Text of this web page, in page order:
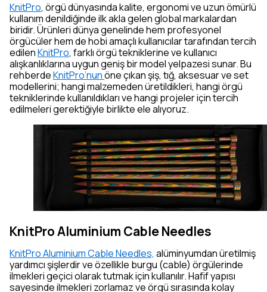
KnitPro, örgü dünyasında kalite, ergonomi ve uzun ömürlü
kullanım denildiğinde ilk akla gelen global markalardan
biridir. Ürünleri dünya genelinde hem profesyonel
örgücüler hem de hobi amaçlı kullanıcılar tarafından tercih
edilenKnitPro, farklı örgü tekniklerine ve kullanıcı
alışkanlıklarına uygun geniş bir model yelpazesi sunar. Bu
rehberdeKnitPro’nunöne çıkan şiş, tığ, aksesuar ve set
modellerini; hangi malzemeden üretildikleri, hangi örgü
tekniklerinde kullanıldıkları ve hangi projeler için tercih
edilmeleri gerektiğiyle birlikte ele alıyoruz.
KnitPro Aluminium Cable Needles
KnitPro Aluminium Cable Needles, alüminyumdan üretilmiş
yardımcı şişlerdir ve özellikle burgu (cable) örgülerinde
ilmekleri geçici olarak tutmak için kullanılır. Hafif yapısı
sayesinde ilmekleri zorlamaz ve örgü sırasında kolay